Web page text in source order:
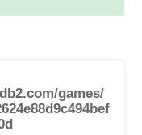
games/